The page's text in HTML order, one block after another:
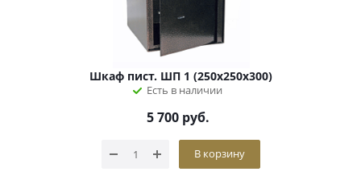
Шкаф пист. ШП 1 (250х250х300)
Есть в наличии
5 700 руб.
В корзину